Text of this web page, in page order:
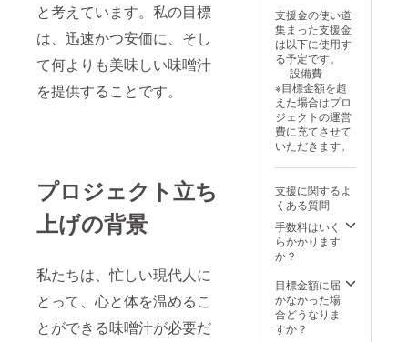
と考えています。私の目標
は、迅速かつ安価に、そし
て何よりも美味しい味噌汁
を提供することです。
プロジェクト立ち
上げの背景
私たちは、忙しい現代人に
とって、心と体を温めるこ
とができる味噌汁が必要だ
支援金の使い道
集まった支援金
は以下に使用す
る予定です。
設備費
※目標金額を超
えた場合はプロ
ジェクトの運営
費に充てさせて
いただきます。
支援に関するよ
くある質問
手数料はいく
らかかります
か？
目標金額に届
かなかった場
合どうなりま
すか？